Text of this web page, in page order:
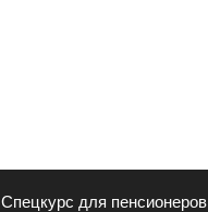
Спецкурс для пенсионеров